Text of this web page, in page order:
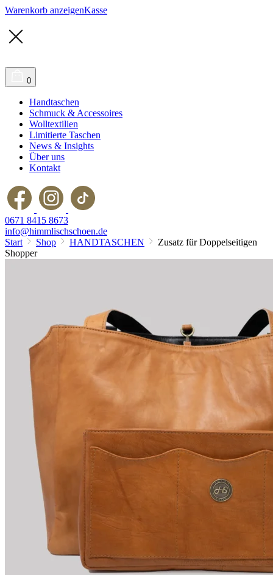
Warenkorb anzeigenKasse
0
Handtaschen
Schmuck & Accessoires
Wolltextilien
Limitierte Taschen
News & Insights
Über uns
Kontakt
0671 8415 8673
info@himmlischschoen.de
Start
Shop HANDTASCHEN
Zusatz für Doppelseitigen
Shopper